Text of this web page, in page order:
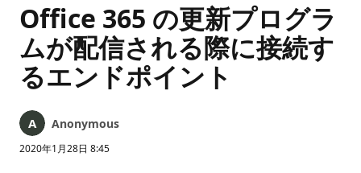
Office 365 の更新プログラ
ムが配信される際に接続す
るエンドポイント
Anonymous
2020年1月28日 8:45